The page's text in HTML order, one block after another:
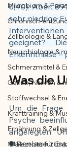
Mikrobiom &
Chronisch-
Zellbiologie &
Neurobiologie &
Schmerzmittel &
Gehirn, Nerven &
Stoffwechsel &
Krafttraining &
Ernährung &
🍽️ Rezepte für
0,40). Aber:
sehr niedrige
geeignet?
Erkenntnisse –
Was die
Um die
Psyche
angelegten
Datenlage